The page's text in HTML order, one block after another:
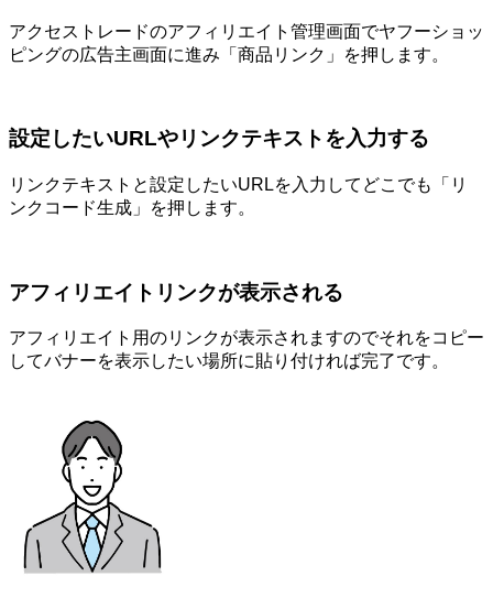
アクセストレードのアフィリエイト管理画面でヤフーショッ
ピングの広告主画面に進み「商品リンク」を押します。
設定したいURLやリンクテキストを入力する
リンクテキストと設定したいURLを入力してどこでも「リ
ンクコード生成」を押します。
アフィリエイトリンクが表示される
アフィリエイト用のリンクが表示されますのでそれをコピー
してバナーを表示したい場所に貼り付ければ完了です。